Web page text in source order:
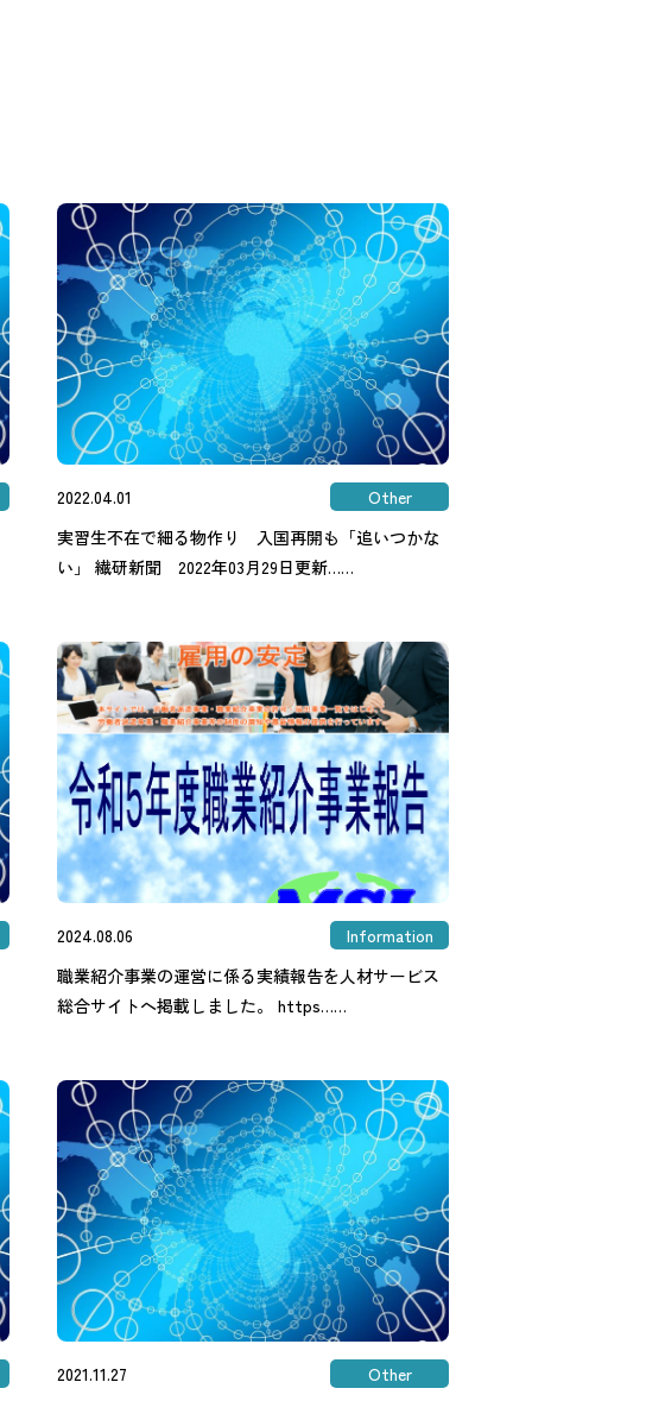
2022.04.01
Other
実習生不在で細る物作り 入国再開も「追いつかな
い」 繊研新聞 2022年03月29日更新……
2024.08.06
Information
職業紹介事業の運営に係る実績報告を人材サービス
総合サイトへ掲載しました。 https……
2021.11.27
Other